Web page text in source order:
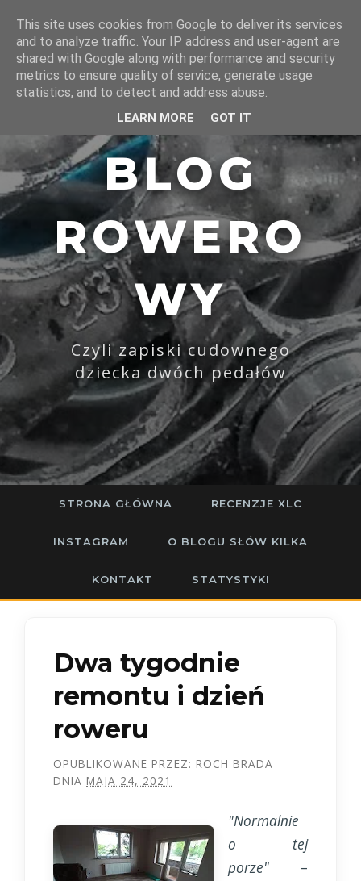
BLOG
ROWERO
WY
Czyli zapiski cudownego
dziecka dwóch pedałów
STRONA GŁÓWNA RECENZJE XLC
INSTAGRAM O BLOGU SŁÓW KILKA
KONTAKT STATYSTYKI
Dwa tygodnie
remontu i dzień
roweru
OPUBLIKOWANE PRZEZ: ROCH BRADA
DNIA MAJA 24, 2021
"Normalnie
o tej
porze" –
This site uses cookies from Google to deliver its services
and to analyze traffic. Your IP address and user-agent are
shared with Google along with performance and security
metrics to ensure quality of service, generate usage
statistics, and to detect and address abuse.
LEARN MORE GOT IT